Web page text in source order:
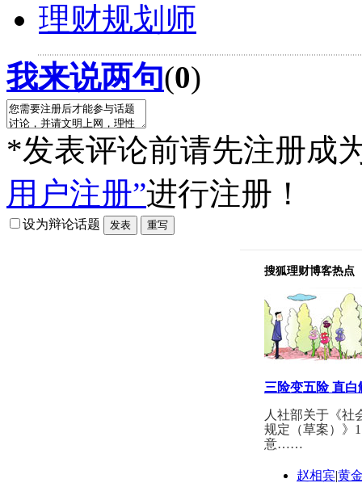
理财规划师
我来说两句(0)
*发表评论前请先注册成
用户注册”进行注册！
设为辩论话题
搜狐理财博客热点
三险变五险 直
人社部关于《社
规定（草案）》
意……
赵相宾|黄